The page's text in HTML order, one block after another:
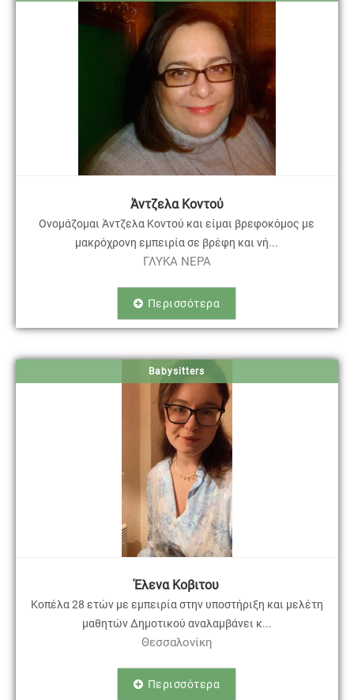
Άντζελα Κοντού
Ονομάζομαι Άντζελα Κοντού και είμαι βρεφοκόμος με
μακρόχρονη εμπειρία σε βρέφη και νή...
ΓΛΥΚΑ ΝΕΡΑ
Περισσότερα
Babysitters
Έλενα Κοβιτου
Κοπέλα 28 ετών με εμπειρία στην υποστήριξη και μελέτη
μαθητών Δημοτικού αναλαμβάνει κ...
Θεσσαλονίκη
Περισσότερα